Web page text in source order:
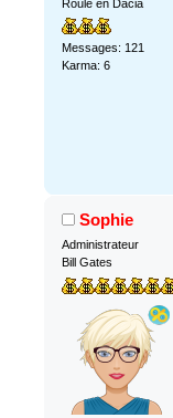
Roule en Dacia
Messages: 121
Karma: 6
Sophie
Administrateur
Bill Gates